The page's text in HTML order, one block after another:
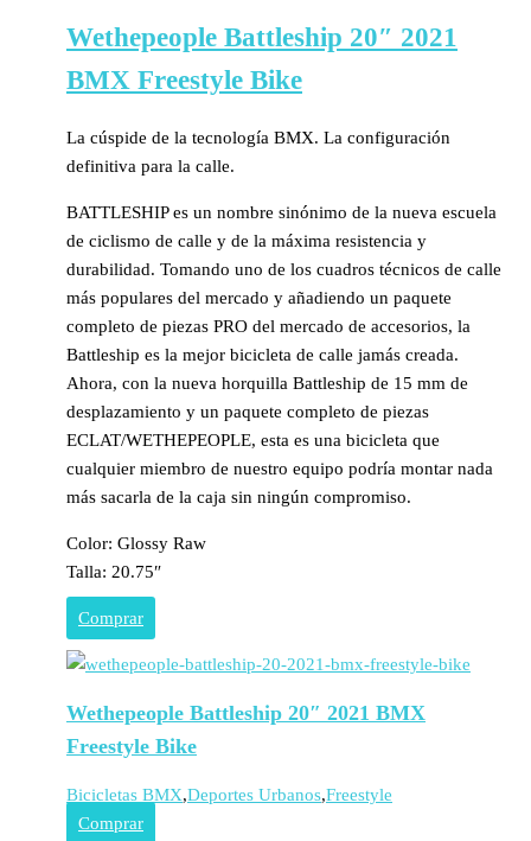
Wethepeople Battleship 20″ 2021
BMX Freestyle Bike
La cúspide de la tecnología BMX. La configuración
definitiva para la calle.
BATTLESHIP es un nombre sinónimo de la nueva escuela
de ciclismo de calle y de la máxima resistencia y
durabilidad. Tomando uno de los cuadros técnicos de calle
más populares del mercado y añadiendo un paquete
completo de piezas PRO del mercado de accesorios, la
Battleship es la mejor bicicleta de calle jamás creada.
Ahora, con la nueva horquilla Battleship de 15 mm de
desplazamiento y un paquete completo de piezas
ECLAT/WETHEPEOPLE, esta es una bicicleta que
cualquier miembro de nuestro equipo podría montar nada
más sacarla de la caja sin ningún compromiso.
Color: Glossy Raw
Talla: 20.75″
Comprar
Wethepeople Battleship 20″ 2021 BMX
Freestyle Bike
Bicicletas BMX,Deportes Urbanos,Freestyle
Comprar